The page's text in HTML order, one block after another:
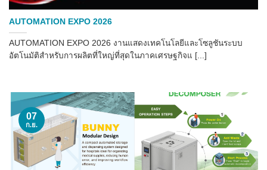
AUTOMATION EXPO 2026
AUTOMATION EXPO 2026 งานแสดงเทคโนโลยีและโซลูชันระบบ
อัตโนมัติสำหรับการผลิตที่ใหญ่ที่สุดในภาคเศรษฐกิจแ [...]
07
ก.ย.